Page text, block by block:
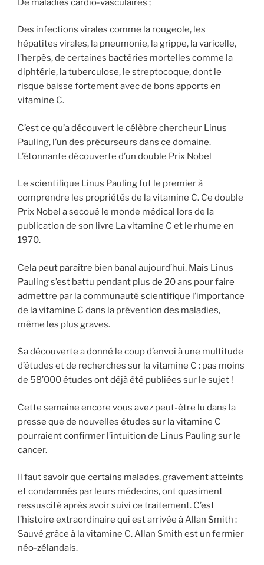
De maladies cardio-vasculaires ;
Des infections virales comme la rougeole, les
hépatites virales, la pneumonie, la grippe, la varicelle,
l’herpès, de certaines bactéries mortelles comme la
diphtérie, la tuberculose, le streptocoque, dont le
risque baisse fortement avec de bons apports en
vitamine C.
C’est ce qu’a découvert le célèbre chercheur Linus
Pauling, l’un des précurseurs dans ce domaine.
L’étonnante découverte d’un double Prix Nobel
Le scientifique Linus Pauling fut le premier à
comprendre les propriétés de la vitamine C. Ce double
Prix Nobel a secoué le monde médical lors de la
publication de son livre La vitamine C et le rhume en
1970.
Cela peut paraître bien banal aujourd’hui. Mais Linus
Pauling s’est battu pendant plus de 20 ans pour faire
admettre par la communauté scientifique l’importance
de la vitamine C dans la prévention des maladies,
même les plus graves.
Sa découverte a donné le coup d’envoi à une multitude
d’études et de recherches sur la vitamine C : pas moins
de 58’000 études ont déjà été publiées sur le sujet !
Cette semaine encore vous avez peut-être lu dans la
presse que de nouvelles études sur la vitamine C
pourraient confirmer l’intuition de Linus Pauling sur le
cancer.
Il faut savoir que certains malades, gravement atteints
et condamnés par leurs médecins, ont quasiment
ressuscité après avoir suivi ce traitement. C’est
l’histoire extraordinaire qui est arrivée à Allan Smith :
Sauvé grâce à la vitamine C. Allan Smith est un fermier
néo-zélandais.